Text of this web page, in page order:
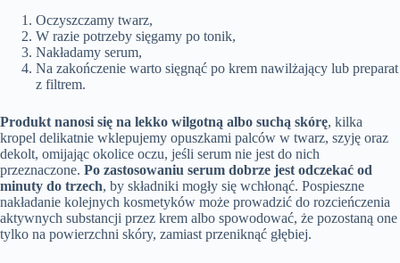
Oczyszczamy twarz,
W razie potrzeby sięgamy po tonik,
Nakładamy serum,
Na zakończenie warto sięgnąć po krem nawilżający lub preparat
z filtrem.
Produkt nanosi się na lekko wilgotną albo suchą skórę, kilka
kropel delikatnie wklepujemy opuszkami palców w twarz, szyję oraz
dekolt, omijając okolice oczu, jeśli serum nie jest do nich
przeznaczone. Po zastosowaniu serum dobrze jest odczekać od
minuty do trzech, by składniki mogły się wchłonąć. Pospieszne
nakładanie kolejnych kosmetyków może prowadzić do rozcieńczenia
aktywnych substancji przez krem albo spowodować, że pozostaną one
tylko na powierzchni skóry, zamiast przeniknąć głębiej.